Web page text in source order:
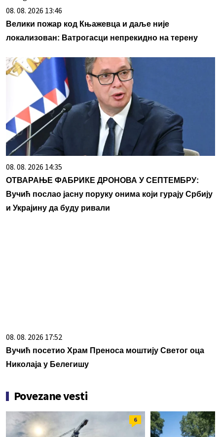
08. 08. 2026 13:46
Велики пожар код Књажевца и даље није
локализован: Ватрогасци непрекидно на терену
08. 08. 2026 14:35
ОТВАРАЊЕ ФАБРИКЕ ДРОНОВА У СЕПТЕМБРУ:
Вучић послао јасну поруку онима који гурају Србију
и Украјину да буду ривали
08. 08. 2026 17:52
Вучић посетио Храм Преноса моштију Светог оца
Николаја у Белегишу
Povezane vesti
6